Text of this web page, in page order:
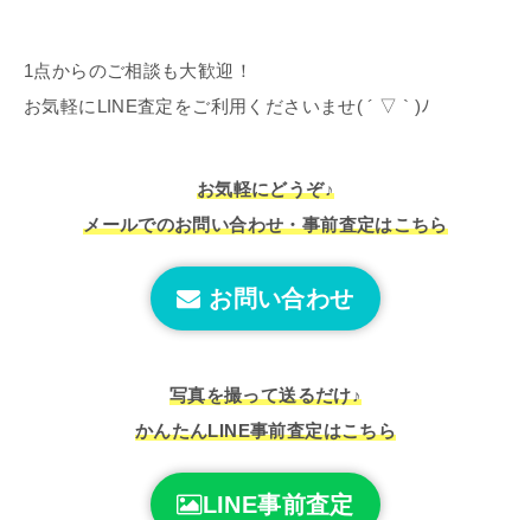
1点からのご相談も大歓迎！
お気軽にLINE査定をご利用くださいませ( ´ ▽ ` )ﾉ
お気軽にどうぞ♪
メールでのお問い合わせ・事前査定はこちら
お問い合わせ
写真を撮って送るだけ♪
かんたんLINE事前査定はこちら
LINE事前査定